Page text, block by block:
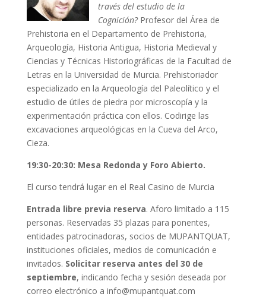
través del estudio de la
Cognición?Profesor del Área de
Prehistoria en el Departamento de Prehistoria,
Arqueología, Historia Antigua, Historia Medieval y
Ciencias y Técnicas Historiográficas de la Facultad de
Letras en la Universidad de Murcia. Prehistoriador
especializado en la Arqueología del Paleolítico y el
estudio de útiles de piedra por microscopía y la
experimentación práctica con ellos. Codirige las
excavaciones arqueológicas en la Cueva del Arco,
Cieza.
19:30-20:30: Mesa Redonda y Foro Abierto.
El curso tendrá lugar en el Real Casino de Murcia
Entrada libre previa reserva. Aforo limitado a 115
personas. Reservadas 35 plazas para ponentes,
entidades patrocinadoras, socios de MUPANTQUAT,
instituciones oficiales, medios de comunicación e
invitados. Solicitar reserva antes del 30 de
septiembre, indicando fecha y sesión deseada por
correo electrónico a info@mupantquat.com